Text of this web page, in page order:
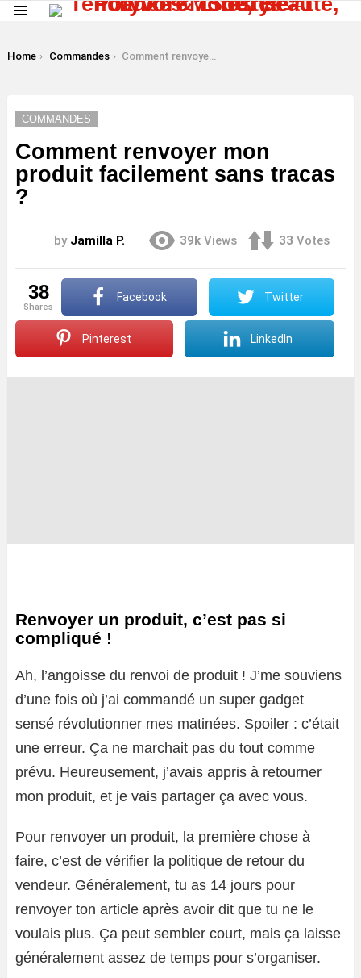
You are here:
Home Commandes Comment renvoyer mon produit facilement sans tracas ?
COMMANDES
Comment renvoyer mon
produit facilement sans tracas
?
by Jamilla P. 39k Views 33 Votes
38
shares
Facebook Twitter
Pinterest LinkedIn
Renvoyer un produit, c’est pas si
compliqué !
Ah, l’angoisse du renvoi de produit ! J’me souviens
d’une fois où j’ai commandé un super gadget
sensé révolutionner mes matinées. Spoiler : c’était
une erreur. Ça ne marchait pas du tout comme
prévu. Heureusement, j’avais appris à retourner
mon produit, et je vais partager ça avec vous.
Pour renvoyer un produit, la première chose à
faire, c’est de vérifier la politique de retour du
vendeur. Généralement, tu as 14 jours pour
renvoyer ton article après avoir dit que tu ne le
voulais plus. Ça peut sembler court, mais ça laisse
généralement assez de temps pour s’organiser.